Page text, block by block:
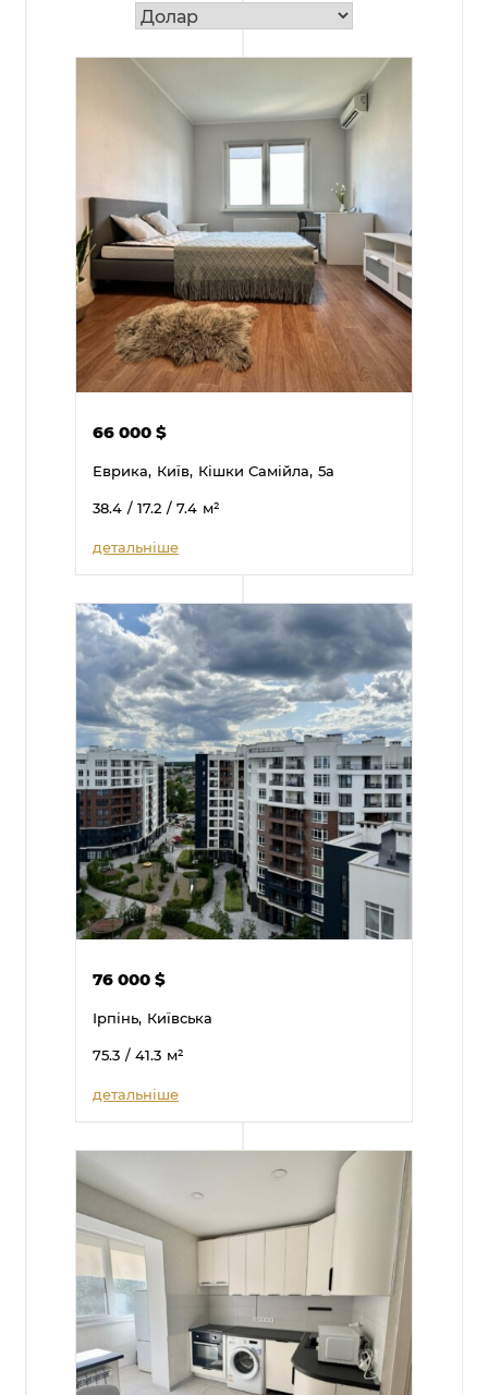
66 000$
Еврика, Київ, Кішки Самійла, 5а
38.4 / 17.2 / 7.4 м²
детальніше
76 000$
Ірпінь, Київська
75.3 / 41.3 м²
детальніше